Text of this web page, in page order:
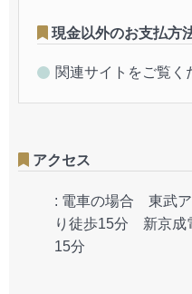
現金以外のお支払方
関連サイトをご覧く
アクセス
: 電車の場合 東武ア
り徒歩15分 新京成
15分